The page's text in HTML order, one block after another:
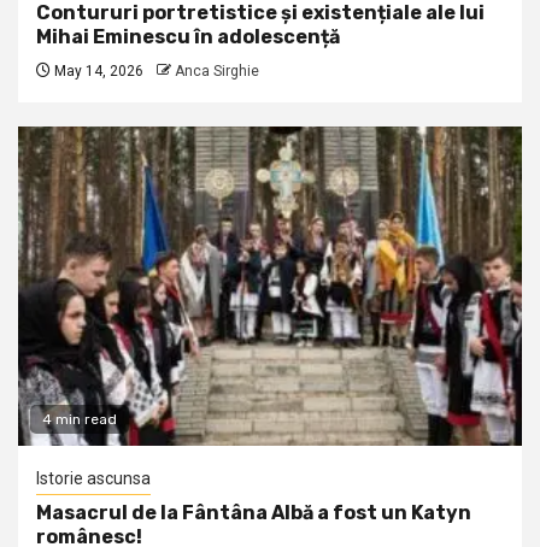
Contururi portretistice și existențiale ale lui
Mihai Eminescu în adolescență
May 14, 2026 Anca Sirghie
4 min read
Istorie ascunsa
Masacrul de la Fântâna Albă a fost un Katyn
românesc!